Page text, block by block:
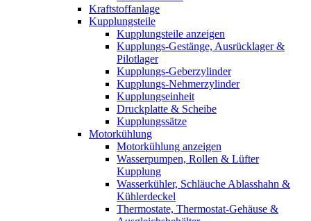
Kraftstoffanlage
Kupplungsteile
Kupplungsteile anzeigen
Kupplungs-Gestänge, Ausrücklager &
Pilotlager
Kupplungs-Geberzylinder
Kupplungs-Nehmerzylinder
Kupplungseinheit
Druckplatte & Scheibe
Kupplungssätze
Motorkühlung
Motorkühlung anzeigen
Wasserpumpen, Rollen & Lüfter
Kupplung
Wasserkühler, Schläuche Ablasshahn &
Kühlerdeckel
Thermostate, Thermostat-Gehäuse &